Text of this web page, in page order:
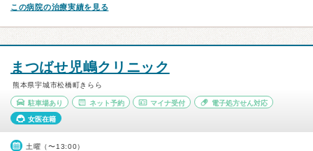
この病院の治療実績を見る
まつばせ児嶋クリニック
熊本県宇城市松橋町きらら
駐車場あり ネット予約 マイナ受付 電子処方せん対応
女医在籍
土曜（〜13:00）